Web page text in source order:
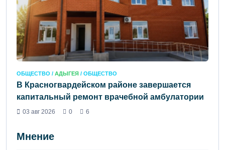
ОБЩЕСТВО / АДЫГЕЯ / ОБЩЕСТВО
В Красногвардейском районе завершается
капитальный ремонт врачебной амбулатории
03 авг 2026 0 6
Мнение